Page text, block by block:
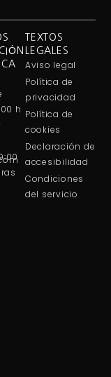
h
TEXTOS
LEGALES
Aviso legal
Política de
privacidad
Política de
cookies
Declaración de
accesibilidad
Condiciones
del servicio